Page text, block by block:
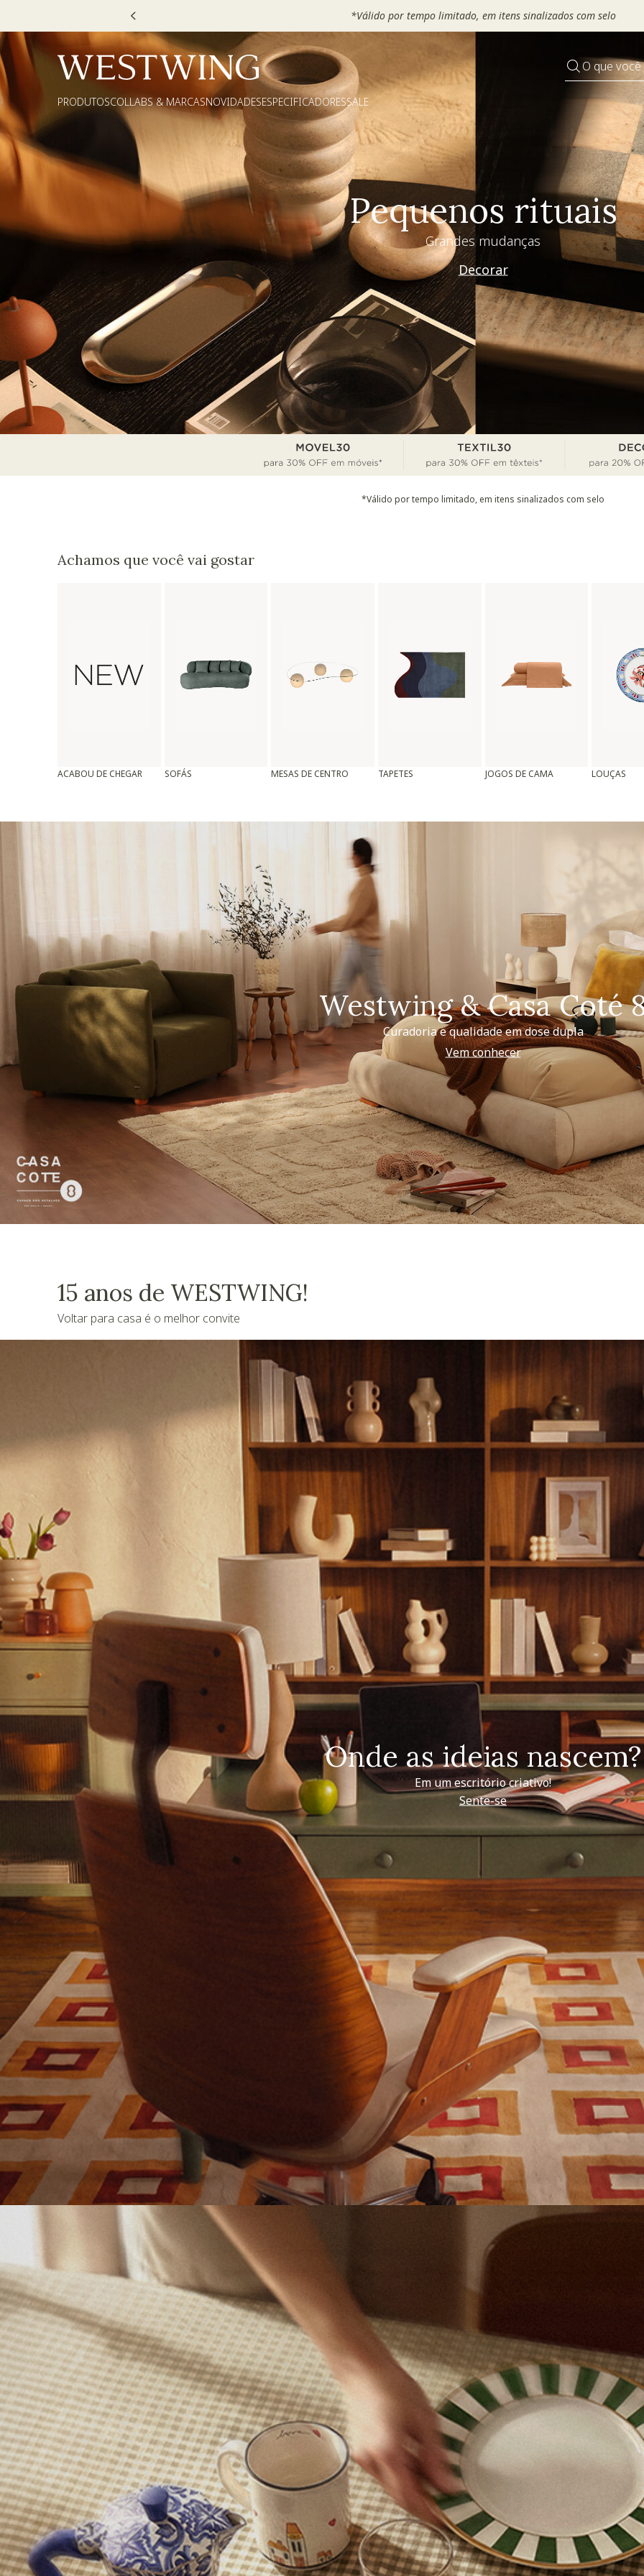
Escolha seu VOUCHER e ganhe até 30% OFF*: useMOVEL30, TEXTIL30 OU
O que
PRODUTOSCOLLABS & MARCASNOVIDADESESPECIFICADORESSALE
Pequenos rituais
Grandes mudanças
Decorar
*Válido por tempo limitado, em itens sinalizados com selo
Achamos que você vai gostar
ACABOU DE CHEGAR SOFÁS MESAS DE CENTRO TAPETES JOGOS DE CAMA LOUÇAS
Westwing & Casa Coté
Curadoria e qualidade em dose dupla
Vem conhecer
15 anos de WESTWING!
Voltar para casa é o melhor convite
Onde as ideias nascem?
Em um escritório criativo!
Sente-se